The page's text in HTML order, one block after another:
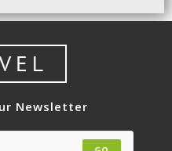
Newsletter